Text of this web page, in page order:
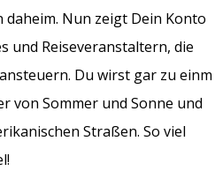
Nun zeigt Dein Konto
und Reiseveranstaltern, die
Du wirst gar zu einm
von Sommer und Sonne und
Straßen. So viel